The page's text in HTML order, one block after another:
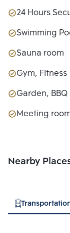
24 Hours
Swimming
Sauna room
Gym, Fitness
Garden,
Meeting
Nearby